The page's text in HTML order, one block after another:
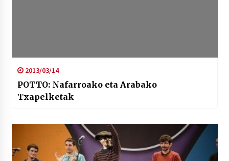
2013/03/14
POTTO: Nafarroako eta Arabako
Txapelketak